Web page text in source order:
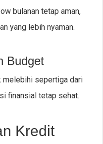
bulanan tetap aman,
yang lebih nyaman.
Budget
melebihi sepertiga dari
finansial tetap sehat.
Kredit